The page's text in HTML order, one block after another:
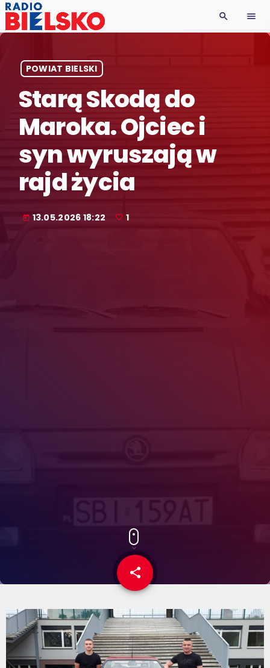
search menu
POWIAT BIELSKI
Starą Skodą do
Maroka. Ojciec i
syn wyruszają w
rajd życia
today 13.05.2026 18:22 1
share
email